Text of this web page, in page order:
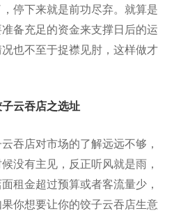
停下来就是前功尽弃。就算是
备充足的资金来支撑日后的运
也不至于捉襟见肘，这样做才
云吞店之选址
吞店对市场的了解远远不够，
没有主见，反正听风就是雨，
租金超过预算或者客流量少，
你想要让你的饺子云吞店生意